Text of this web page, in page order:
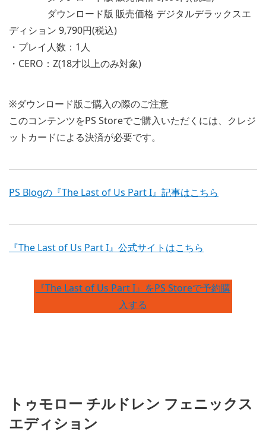
ダウンロード版 販売価格 デジタルデラックスエ
ディション 9,790円(税込)
・プレイ人数：1人
・CERO：Z(18才以上のみ対象)
※ダウンロード版ご購入の際のご注意
このコンテンツをPS Storeでご購入いただくには、クレジ
ットカードによる決済が必要です。
PS Blogの『The Last of Us Part I』記事はこちら
『The Last of Us Part I』公式サイトはこちら
『The Last of Us Part I』をPS Storeで予約購
入する
トゥモロー チルドレン フェニックス
エディション